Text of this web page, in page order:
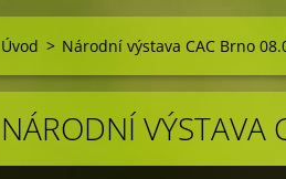
Úvod > Národní výstava CAC Brno
NÁRODNÍ